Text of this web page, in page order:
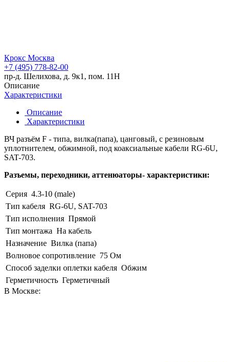
Крокс Москва
+7 (495) 778-82-00
пр-д. Шелихова, д. 9к1, пом. 11Н
Описание
Характеристики
Описание
Характеристики
ВЧ разъём F - типа, вилка(папа), цанговый, с резиновым
уплотнителем, обжимной, под коаксиальные кабели RG-6U,
SAT-703.
Разъемы, переходники, аттенюаторы- характеристики:
Серия 4.3-10 (male)
Тип кабеля RG-6U, SAT-703
Тип исполнения Прямой
Тип монтажа На кабель
Назначение Вилка (папа)
Волновое сопротивление 75 Ом
Способ заделки оплетки кабеля Обжим
Герметичность Герметичный
В Москве: